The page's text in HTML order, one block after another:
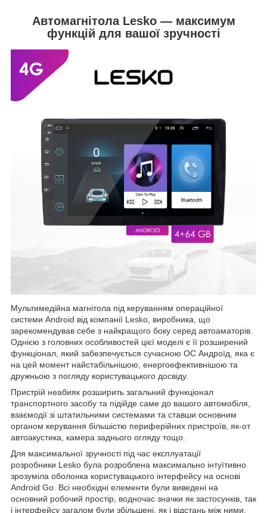
Автомагнітола Lesko — максимум
функцій для вашої зручності
Мультимедійна магнітола під керуванням операційної
системи Android від компанії Lesko, виробника, що
зарекомендував себе з найкращого боку серед автоаматорів.
Однією з головних особливостей цієї моделі є її розширений
функціонал, який забезпечується сучасною ОС Андроїд, яка є
на цей момент найстабільнішою, енергоефективнішою та
дружньою з погляду користувацького досвіду.
Пристрій неабияк розширить загальний функціонал
транспортного засобу та підійде саме до вашого автомобіля,
взаємодії зі штатильними системами та ставши основним
органом керування більшістю периферійних пристроїв, як-от
автоакустика, камера заднього огляду тощо.
Для максимальної зручності під час експлуатації
розробники Lesko була розроблена максимально інтуїтивно
зрозуміла оболонка користувацького інтерфейсу на основі
Android Go. Всі необхідні елементи були виведені на
основний робочий простір, водночас значки як застосунків, так
і інтерфейсу загалом були збільшені, як і відстань між ними,